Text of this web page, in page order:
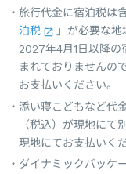
旅行代金に宿泊税は
泊税
」が必要な地
2027年4月1日以降の
まれておりませんの
お支払いください。
添い寝こどもなど代
（税込）が現地にて
現地にてお支払いく
ダイナミックパッケ